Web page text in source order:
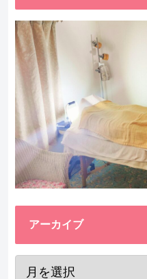
アーカイブ